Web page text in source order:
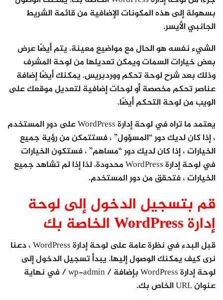
بسهولة إلى هذه المكونات الإضافية من قائمة الشريط
الجانبي الأيسر.
الشيء نفسه هو الحال مع مواضيع معينة. يتم أيضًا عرض
بعض خيارات السمات ويمكن تعديلها من لوحة المشرف
وذلك بعد شرح لوحة تحكم ووردبريس. يمكنك أيضًا إضافة
عناصر تحكم مخصصة أو لوحات إضافية لتعديل موقعك على
الويب من لوحة التحكم أيضًا.
يعتمد ما تراه في لوحة إدارة WordPress على دور المستخدم
، إذا كان لديك دور “المسؤول” ، فستتمكن من رؤية جميع
الخيارات ، إذا كان لديك دور “مساهم” ، فستكون الخيارات
في لوحة إدارة WordPress محدودة. لذا إذا لم تشاهد جميع
الخيارات ، فتحقق من دور المستخدم.
قم بتسجيل الدخول إلى لوحة
إدارة WordPress الخاصة بك
قبل البدء في نظرة عامة على لوحة إدارة WordPress ، دعنا
نرى كيف يمكنك الوصول إليها. يبدأ تسجيل الدخول إلى
لوحة إدارة WordPress بإضافة / wp-admin / في نهاية
عنوان URL الخاص بك.